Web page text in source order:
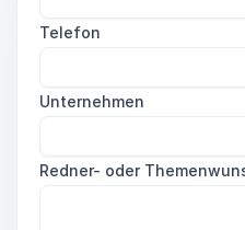
Telefon
Unternehmen
Redner- oder